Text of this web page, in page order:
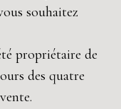
souhaitez
propriétaire de
des quatre